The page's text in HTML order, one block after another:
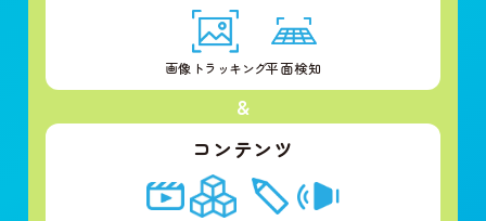
画像 トラッキング平面検知
&
コンテンツ